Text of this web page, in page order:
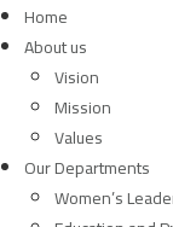
Home
About us
Vision
Mission
Values
Our Departments
Women’s